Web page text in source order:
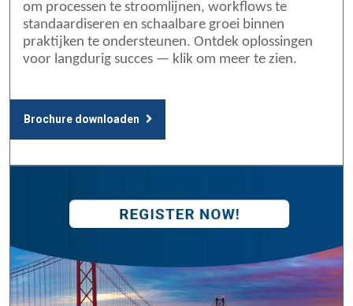
om processen te stroomlijnen, workflows te
standaardiseren en schaalbare groei binnen
praktijken te ondersteunen. Ontdek oplossingen
voor langdurig succes — klik om meer te zien.
Brochure downloaden